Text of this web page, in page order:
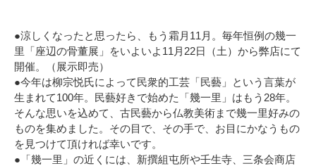
●涼しくなったと思ったら、もう霜月11月。毎年恒例の幾一
里「座辺の骨董展」をいよいよ11月22日（土）から弊店にて
開催。（展示即売）
●今年は柳宗悦氏によって民衆的工芸「民藝」という言葉が
生まれて100年。民藝好きで始めた「幾一里」はもう28年。
そんな思いを込めて、古民藝から仏教美術まで幾一里好みの
ものを集めました。その目で、その手で、お目にかなうもの
を見つけて頂ければ幸いです。
●「幾一里」の近くには、新撰組屯所や壬生寺、三条会商店